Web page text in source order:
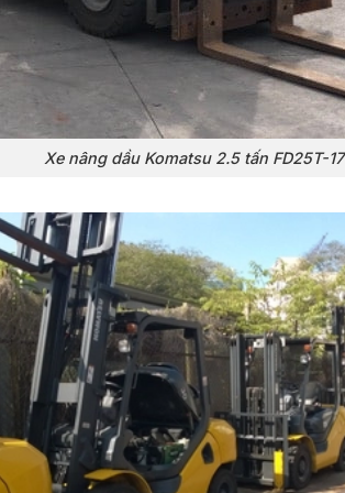
Xe nâng dầu Komatsu 2.5 tấn FD25T-17